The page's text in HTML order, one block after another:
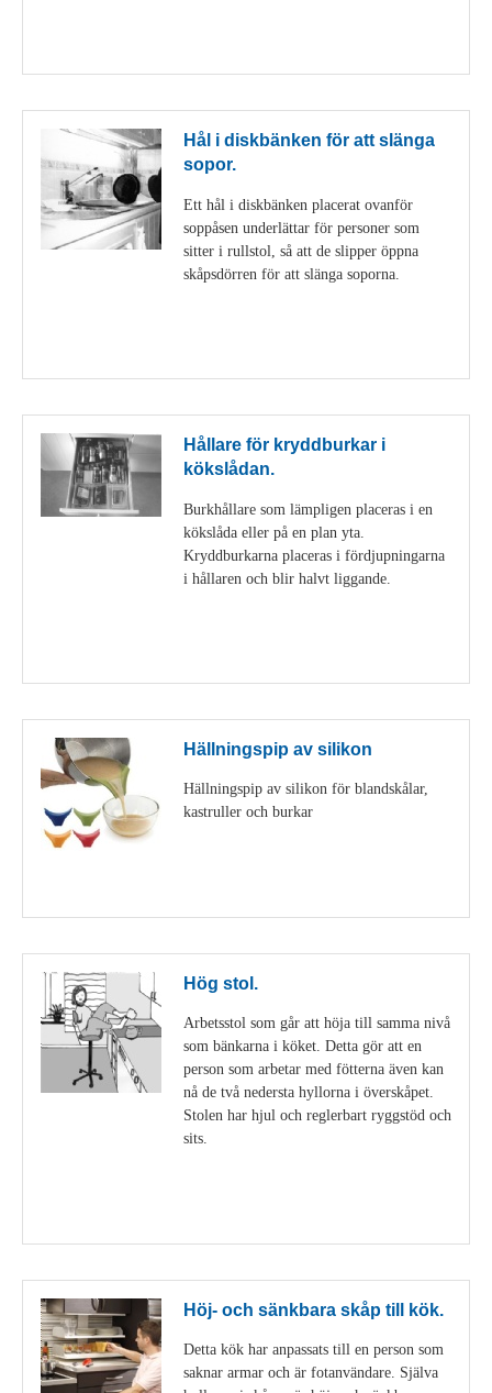
Hål i diskbänken för att slänga
sopor.
Ett hål i diskbänken placerat ovanför
soppåsen underlättar för personer som
sitter i rullstol, så att de slipper öppna
skåpsdörren för att slänga soporna.
Hållare för kryddburkar i
kökslådan.
Burkhållare som lämpligen placeras i en
kökslåda eller på en plan yta.
Kryddburkarna placeras i fördjupningarna
i hållaren och blir halvt liggande.
Hällningspip av silikon
Hällningspip av silikon för blandskålar,
kastruller och burkar
Hög stol.
Arbetsstol som går att höja till samma nivå
som bänkarna i köket. Detta gör att en
person som arbetar med fötterna även kan
nå de två nedersta hyllorna i överskåpet.
Stolen har hjul och reglerbart ryggstöd och
sits.
Höj- och sänkbara skåp till kök.
Detta kök har anpassats till en person som
saknar armar och är fotanvändare. Själva